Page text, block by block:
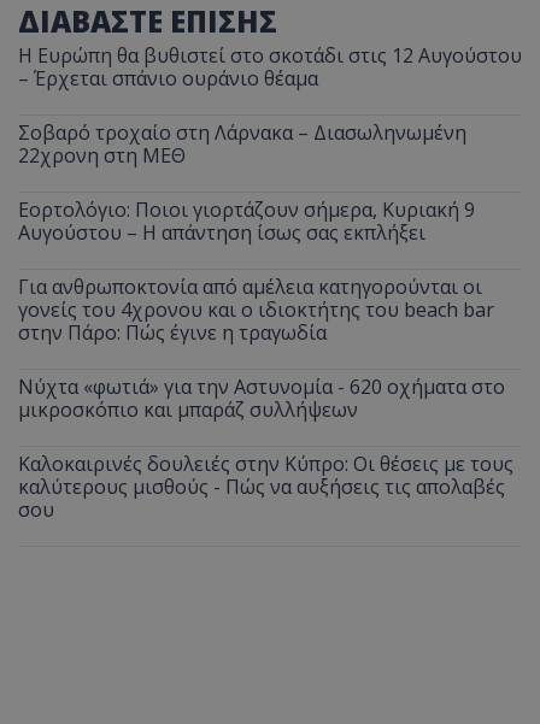
ΔΙΑΒΑΣΤΕ ΕΠΙΣΗΣ
Η Ευρώπη θα βυθιστεί στο σκοτάδι στις 12 Αυγούστου
– Έρχεται σπάνιο ουράνιο θέαμα
Σοβαρό τροχαίο στη Λάρνακα – Διασωληνωμένη
22χρονη στη ΜΕΘ
Εορτολόγιο: Ποιοι γιορτάζουν σήμερα, Κυριακή 9
Αυγούστου – Η απάντηση ίσως σας εκπλήξει
Για ανθρωποκτονία από αμέλεια κατηγορούνται οι
γονείς του 4χρονου και ο ιδιοκτήτης του beach bar
στην Πάρο: Πώς έγινε η τραγωδία
Νύχτα «φωτιά» για την Αστυνομία - 620 οχήματα στο
μικροσκόπιο και μπαράζ συλλήψεων
Καλοκαιρινές δουλειές στην Κύπρο: Οι θέσεις με τους
καλύτερους μισθούς - Πώς να αυξήσεις τις απολαβές
σου